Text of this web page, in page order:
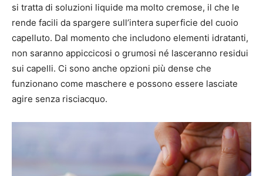
si tratta di soluzioni liquide ma molto cremose, il che le
rende facili da spargere sull’intera superficie del cuoio
capelluto. Dal momento che includono elementi idratanti,
non saranno appiccicosi o grumosi né lasceranno residui
sui capelli. Ci sono anche opzioni più dense che
funzionano come maschere e possono essere lasciate
agire senza risciacquo.